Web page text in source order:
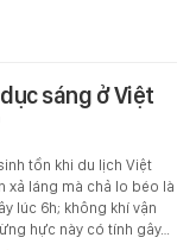
sáng ở Việt
tồn khi du lịch Việt
xả láng mà chả lo béo là
lúc 6h; không khí vận
hực này có tính gây…